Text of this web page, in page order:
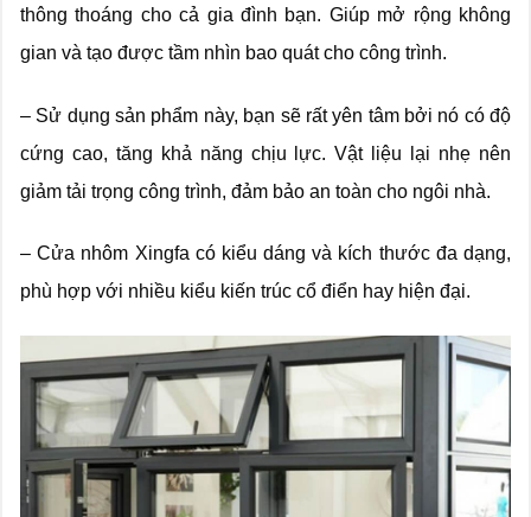
thông thoáng cho cả gia đình bạn. Giúp mở rộng không
gian và tạo được tầm nhìn bao quát cho công trình.
– Sử dụng sản phẩm này, bạn sẽ rất yên tâm bởi nó có độ
cứng cao, tăng khả năng chịu lực. Vật liệu lại nhẹ nên
giảm tải trọng công trình, đảm bảo an toàn cho ngôi nhà.
– Cửa nhôm Xingfa có kiểu dáng và kích thước đa dạng,
phù hợp với nhiều kiểu kiến trúc cổ điển hay hiện đại.